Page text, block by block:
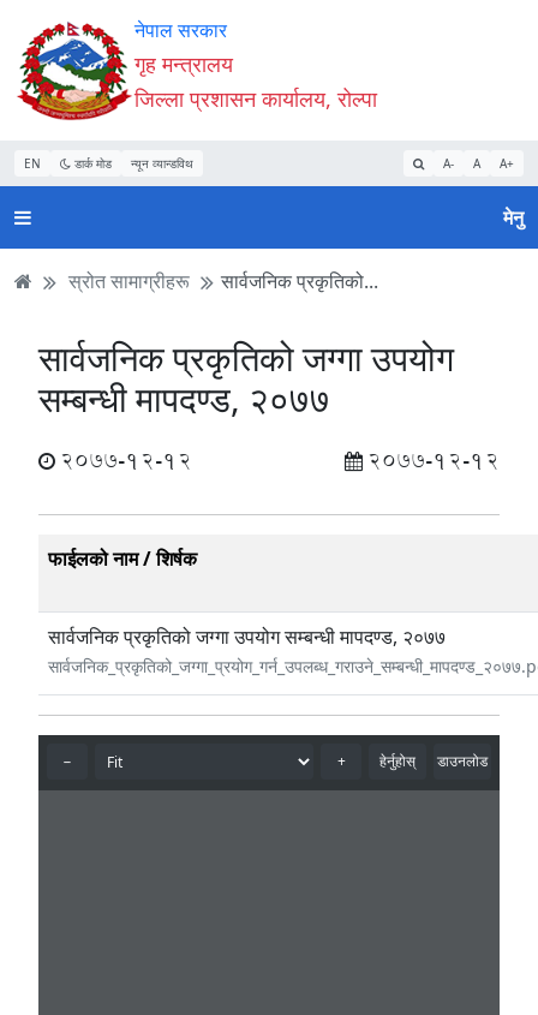
Accessibility
Mode
सुरु
गर्नुहोस्
सामाग्री
पढ्नुहाेस्
नेभिगेसन
पढ्नुहाेस्
वेबसाइट
खोजमा
जानुहोस्
नेपाल सरकार
गृह मन्त्रालय
जिल्ला प्रशासन कार्यालय, रोल्पा
EN डार्क मोड न्यून व्यान्डविथ A- A A+
मेनु
स्रोत सामाग्रीहरू सार्वजनिक प्रकृतिको...
सार्वजनिक प्रकृतिको जग्गा उपयोग
सम्बन्धी मापदण्ड, २०७७
2077-12-12 2077-12-12
फाईलको नाम / शिर्षक
सार्वजनिक प्रकृतिको जग्गा उपयोग सम्बन्धी मापदण्ड, २०७७